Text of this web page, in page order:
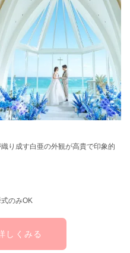
り成す白亜の外観が高貴で印象的
のみOK
しくみる